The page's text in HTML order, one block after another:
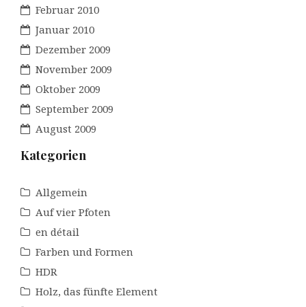
Februar 2010
Januar 2010
Dezember 2009
November 2009
Oktober 2009
September 2009
August 2009
Kategorien
Allgemein
Auf vier Pfoten
en détail
Farben und Formen
HDR
Holz, das fünfte Element